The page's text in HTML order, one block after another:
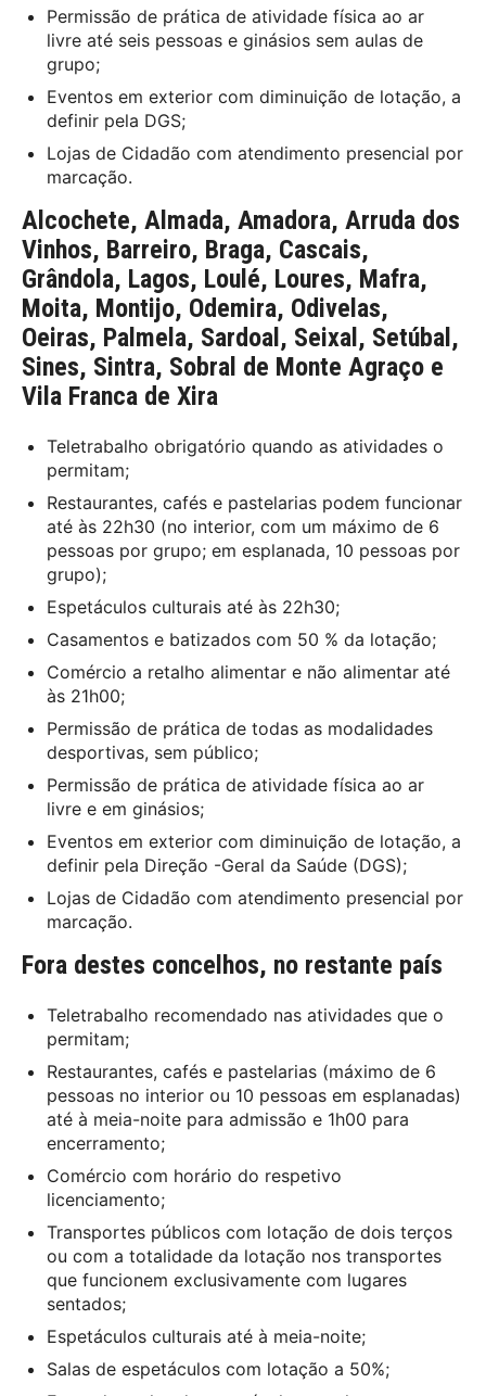
Permissão de prática de atividade física ao ar
livre até seis pessoas e ginásios sem aulas de
grupo;
Eventos em exterior com diminuição de lotação, a
definir pela DGS;
Lojas de Cidadão com atendimento presencial por
marcação.
Alcochete, Almada, Amadora, Arruda dos
Vinhos, Barreiro, Braga, Cascais,
Grândola, Lagos, Loulé, Loures, Mafra,
Moita, Montijo, Odemira, Odivelas,
Oeiras, Palmela, Sardoal, Seixal, Setúbal,
Sines, Sintra, Sobral de Monte Agraço e
Vila Franca de Xira
Teletrabalho obrigatório quando as atividades o
permitam;
Restaurantes, cafés e pastelarias podem funcionar
até às 22h30 (no interior, com um máximo de 6
pessoas por grupo; em esplanada, 10 pessoas por
grupo);
Espetáculos culturais até às 22h30;
Casamentos e batizados com 50 % da lotação;
Comércio a retalho alimentar e não alimentar até
às 21h00;
Permissão de prática de todas as modalidades
desportivas, sem público;
Permissão de prática de atividade física ao ar
livre e em ginásios;
Eventos em exterior com diminuição de lotação, a
definir pela Direção -Geral da Saúde (DGS);
Lojas de Cidadão com atendimento presencial por
marcação.
Fora destes concelhos, no restante país
Teletrabalho recomendado nas atividades que o
permitam;
Restaurantes, cafés e pastelarias (máximo de 6
pessoas no interior ou 10 pessoas em esplanadas)
até à meia-noite para admissão e 1h00 para
encerramento;
Comércio com horário do respetivo
licenciamento;
Transportes públicos com lotação de dois terços
ou com a totalidade da lotação nos transportes
que funcionem exclusivamente com lugares
sentados;
Espetáculos culturais até à meia-noite;
Salas de espetáculos com lotação a 50%;